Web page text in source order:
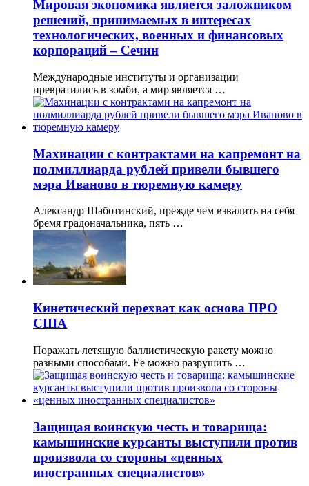
Мировая экономика является заложником
решений, принимаемых в интересах
технологических, военных и финансовых
корпораций – Сечин
Международные институты и организации
превратились в зомби, а мир является …
Махинации с контрактами на капремонт на
полмиллиарда рублей привели бывшего
мэра Иваново в тюремную камеру
Александр Шаботинский, прежде чем взвалить на себя
бремя градоначальника, пять …
Кинетический перехват как основа ПРО
США
Поражать летящую баллистическую ракету можно
разными способами. Ее можно разрушить …
Защищая воинскую честь и товарища:
камышинские курсанты выступили против
произвола со стороны «ценных
иностранных специалистов»